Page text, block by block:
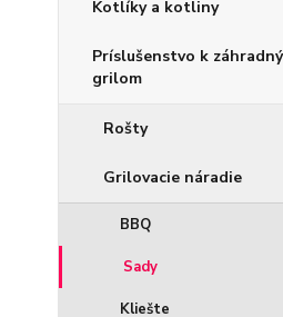
Kotlíky a kotliny
Príslušenstvo k
grilom
Rošty
Grilovacie náradie
BBQ
Sady
Kliešte